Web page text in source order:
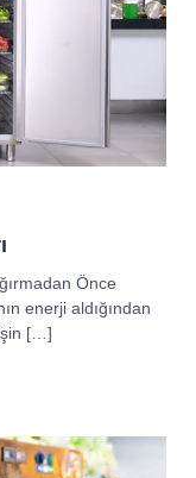
Önce
enerji aldığından
[…]